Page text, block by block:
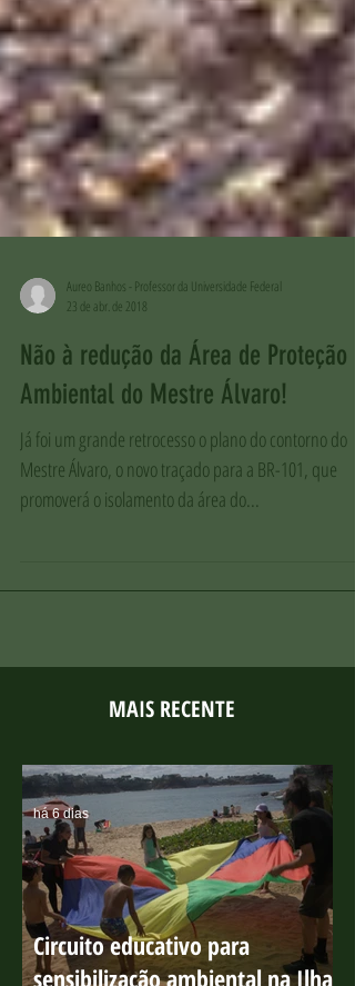
Aureo Banhos - Professor da Universidade Federal
23 de abr. de 2018
Ambiental do Mestre Álvaro!
Já foi um grande retrocesso o plano do contorno do
MAIS RECENTE
há 6 dias